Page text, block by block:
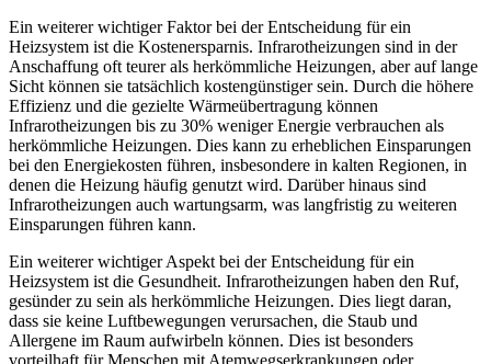
Ein weiterer wichtiger Faktor bei der Entscheidung für ein
Heizsystem ist die Kostenersparnis. Infrarotheizungen sind in der
Anschaffung oft teurer als herkömmliche Heizungen, aber auf lange
Sicht können sie tatsächlich kostengünstiger sein. Durch die höhere
Effizienz und die gezielte Wärmeübertragung können
Infrarotheizungen bis zu 30% weniger Energie verbrauchen als
herkömmliche Heizungen. Dies kann zu erheblichen Einsparungen
bei den Energiekosten führen, insbesondere in kalten Regionen, in
denen die Heizung häufig genutzt wird. Darüber hinaus sind
Infrarotheizungen auch wartungsarm, was langfristig zu weiteren
Einsparungen führen kann.
Ein weiterer wichtiger Aspekt bei der Entscheidung für ein
Heizsystem ist die Gesundheit. Infrarotheizungen haben den Ruf,
gesünder zu sein als herkömmliche Heizungen. Dies liegt daran,
dass sie keine Luftbewegungen verursachen, die Staub und
Allergene im Raum aufwirbeln können. Dies ist besonders
vorteilhaft für Menschen mit Atemwegserkrankungen oder